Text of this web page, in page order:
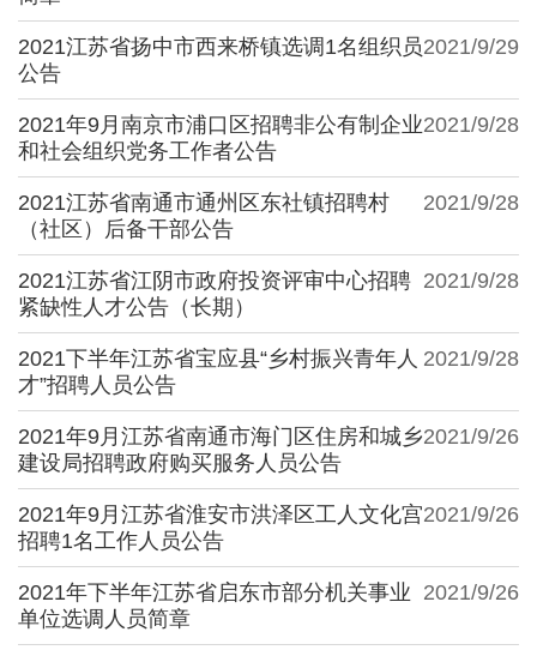
2021/9/29
2021江苏省扬中市西来桥镇选调1名组织员
公告
2021/9/28
2021年9月南京市浦口区招聘非公有制企业
和社会组织党务工作者公告
2021/9/28
2021江苏省南通市通州区东社镇招聘村
（社区）后备干部公告
2021/9/28
2021江苏省江阴市政府投资评审中心招聘
紧缺性人才公告（长期）
2021/9/28
2021下半年江苏省宝应县“乡村振兴青年人
才”招聘人员公告
2021/9/26
2021年9月江苏省南通市海门区住房和城乡
建设局招聘政府购买服务人员公告
2021/9/26
2021年9月江苏省淮安市洪泽区工人文化宫
招聘1名工作人员公告
2021/9/26
2021年下半年江苏省启东市部分机关事业
单位选调人员简章